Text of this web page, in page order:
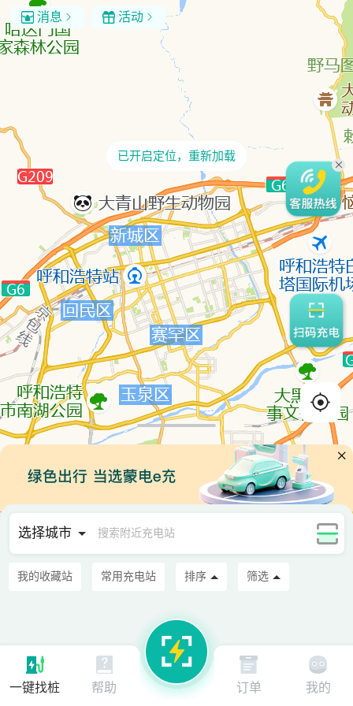
消息  活动 
© 2026 AutoNavi - GS(2025)5996号
已开启定位，重新加载
选择城市 搜索附近充电站
我的收藏站 常用充电站 排序 筛选

一键找桩 帮助 订单 我的